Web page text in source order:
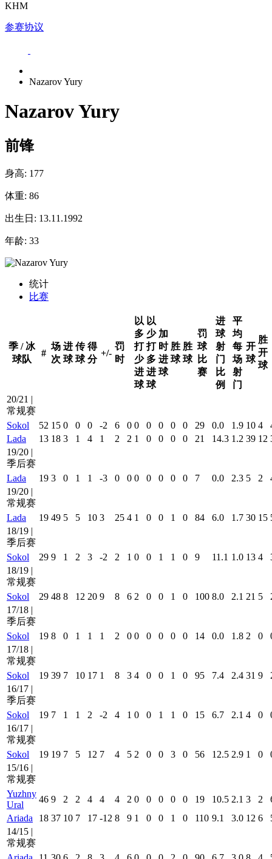
KHM
参赛协议
Nazarov Yury
Nazarov Yury
前锋
身高: 177
体重: 86
出生日: 13.11.1992
年龄: 33
统计
比赛
季 / 冰
球队
#
场
次
进
球
传
球
得
分
+/-
罚
时
以
多
打
少
进
球
以
少
打
多
进
球
加
时
进
球
胜
球
胜
球
罚
球
比
赛
进
球
射
门
比
例
平
均
每
场
射
门
开
球
胜
开
球
20/21 |
常规赛
Sokol
52 15 0 0 0 -2 6 0 0 0 0 0 0 29 0.0 1.9 10 4
Lada
13 18 3 1 4 1 2 2 1 0 0 0 0 21 14.3 1.2 39 12
19/20 |
季后赛
Lada
19 3 0 1 1 -3 0 0 0 0 0 0 0 7 0.0 2.3 5 2
19/20 |
常规赛
Lada
19 49 5 5 10 3 25 4 1 0 0 1 0 84 6.0 1.7 30 15
18/19 |
季后赛
Sokol
29 9 1 2 3 -2 2 1 0 0 1 1 0 9 11.1 1.0 13 4
18/19 |
常规赛
Sokol
29 48 8 12 20 9 8 6 2 0 0 1 0 100 8.0 2.1 21 5
17/18 |
季后赛
Sokol
19 8 0 1 1 1 2 0 0 0 0 0 0 14 0.0 1.8 2 0
17/18 |
常规赛
Sokol
19 39 7 10 17 1 8 3 4 0 0 1 0 95 7.4 2.4 31 9
16/17 |
季后赛
Sokol
19 7 1 1 2 -2 4 1 0 0 1 1 0 15 6.7 2.1 4 0
16/17 |
常规赛
Sokol
19 19 7 5 12 7 4 5 2 0 0 3 0 56 12.5 2.9 1 0
15/16 |
常规赛
Yuzhny
Ural
46 9 2 2 4 4 4 2 0 0 0 0 0 19 10.5 2.1 3 2
Ariada
18 37 10 7 17 -12 8 9 1 0 0 1 0 110 9.1 3.0 12 6
14/15 |
常规赛